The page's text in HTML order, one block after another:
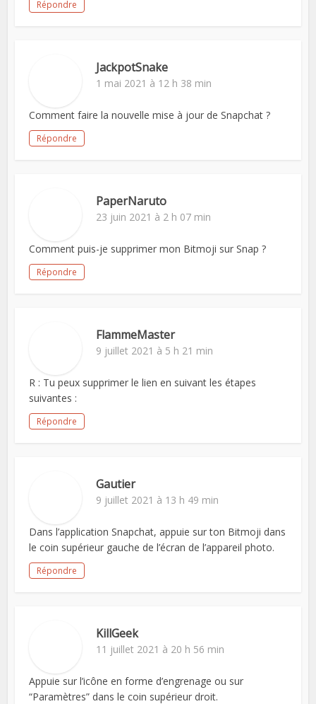
Répondre
JackpotSnake
1 mai 2021 à 12 h 38 min
Comment faire la nouvelle mise à jour de Snapchat ?
Répondre
PaperNaruto
23 juin 2021 à 2 h 07 min
Comment puis-je supprimer mon Bitmoji sur Snap ?
Répondre
FlammeMaster
9 juillet 2021 à 5 h 21 min
R : Tu peux supprimer le lien en suivant les étapes
suivantes :
Répondre
Gautier
9 juillet 2021 à 13 h 49 min
Dans l’application Snapchat, appuie sur ton Bitmoji dans
le coin supérieur gauche de l’écran de l’appareil photo.
Répondre
KillGeek
11 juillet 2021 à 20 h 56 min
Appuie sur l’icône en forme d’engrenage ou sur
“Paramètres” dans le coin supérieur droit.